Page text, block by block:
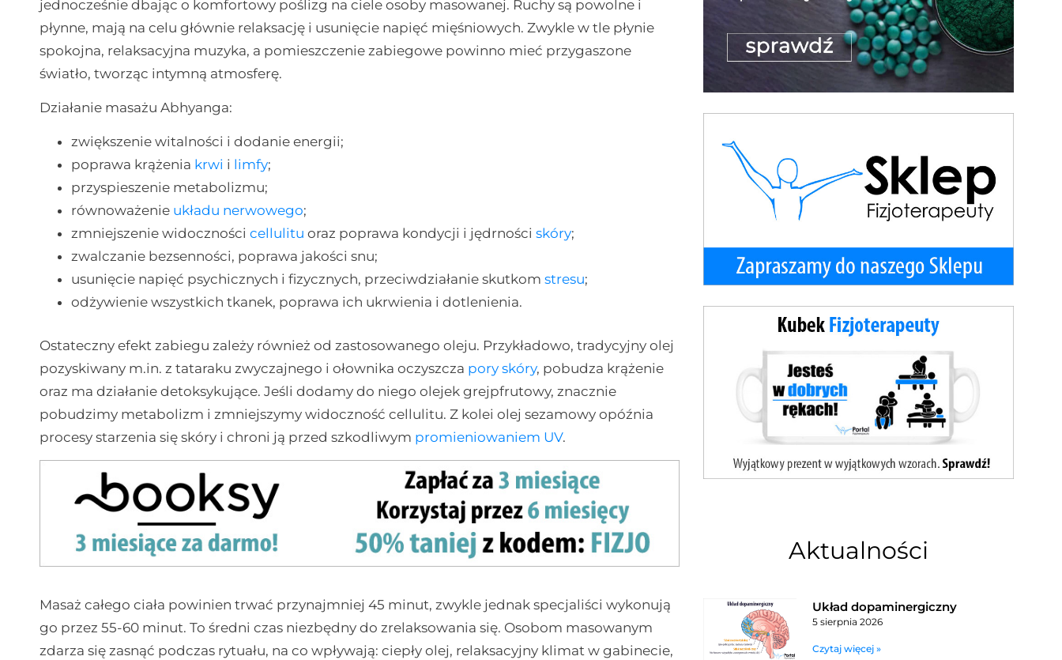
jednocześnie dbając o komfortowy poślizg na ciele osoby masowanej. Ruchy są powolne i
płynne, mają na celu głównie relaksację i usunięcie napięć mięśniowych. Zwykle w tle płynie
spokojna, relaksacyjna muzyka, a pomieszczenie zabiegowe powinno mieć przygaszone
światło, tworząc intymną atmosferę.
Działanie masażu Abhyanga:
zwiększenie witalności i dodanie energii;
poprawa krążenia krwi i limfy;
przyspieszenie metabolizmu;
równoważenie układu nerwowego;
zmniejszenie widocznościcellulitu oraz poprawa kondycji i jędrnościskóry;
zwalczanie bezsenności, poprawa jakości snu;
usunięcie napięć psychicznych i fizycznych, przeciwdziałanie skutkomstresu;
odżywienie wszystkich tkanek, poprawa ich ukrwienia i dotlenienia.
Ostateczny efekt zabiegu zależy również od zastosowanego oleju. Przykładowo, tradycyjny olej
pozyskiwany m.in. z tataraku zwyczajnego i ołownika oczyszcza pory skóry, pobudza krążenie
oraz ma działanie detoksykujące. Jeśli dodamy do niego olejek grejpfrutowy, znacznie
pobudzimy metabolizm i zmniejszymy widoczność cellulitu. Z kolei olej sezamowy opóźnia
procesy starzenia się skóry i chroni ją przed szkodliwym promieniowaniem UV.
Masaż całego ciała powinien trwać przynajmniej 45 minut, zwykle jednak specjaliści wykonują
go przez 55-60 minut. To średni czas niezbędny do zrelaksowania się. Osobom masowanym
zdarza się zasnąć podczas rytuału, na co wpływają: ciepły olej, relaksacyjny klimat w gabinecie,
Aktualności
Układ dopaminergiczny
5 sierpnia 2026
Czytaj więcej »